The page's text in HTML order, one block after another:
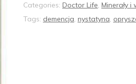
Categories: Doctor Life, Minerały i
Tags: demencja, nystatyna,